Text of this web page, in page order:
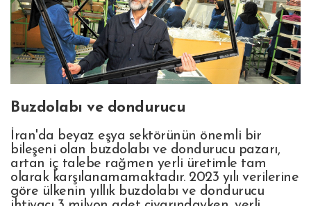
Buzdolabı ve dondurucu
İran'da beyaz eşya sektörünün önemli bir
bileşeni olan buzdolabı ve dondurucu pazarı,
artan iç talebe rağmen yerli üretimle tam
olarak karşılanamamaktadır. 2023 yılı verilerine
göre ülkenin yıllık buzdolabı ve dondurucu